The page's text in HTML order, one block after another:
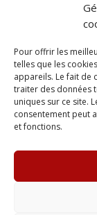
Pour offrir les
telles que les
appareils. Le fait de
traiter des données
uniques sur ce site.
consentement peut
et fonctions.
Collet
Collet
Les actus
Mentions légales
Politiques de
Conditions